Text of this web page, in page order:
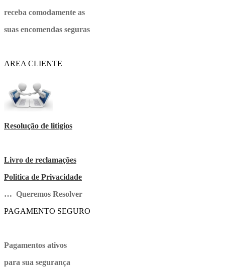
receba comodamente as
suas encomendas seguras
AREA CLIENTE
Resolução de litigios
Livro de reclamações
Politica de Privacidade
… Queremos Resolver
PAGAMENTO SEGURO
Pagamentos ativos
para sua segurança